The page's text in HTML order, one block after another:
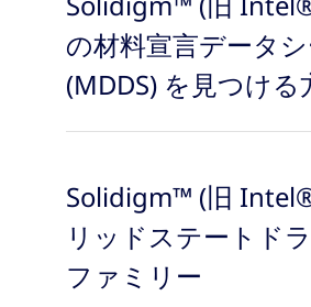
の材料宣言データシ
(MDDS) を見つける
Solidigm™ (旧
リッドステートド
ファミリー